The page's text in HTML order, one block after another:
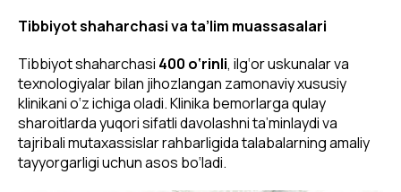
Tibbiyot shaharchasi va ta’lim muassasalari
Tibbiyot shaharchasi 400 o‘rinli, ilg‘or uskunalar va
texnologiyalar bilan jihozlangan zamonaviy xususiy
klinikani o‘z ichiga oladi. Klinika bemorlarga qulay
sharoitlarda yuqori sifatli davolashni ta’minlaydi va
tajribali mutaxassislar rahbarligida talabalarning amaliy
tayyorgarligi uchun asos bo‘ladi.